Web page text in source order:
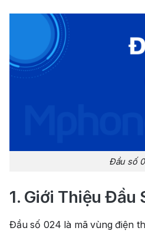
Đầu số
1. Giới Thiệu Đầu
Đầu số 024 là mã vùng điện